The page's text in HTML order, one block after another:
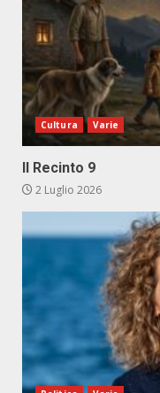
Cultura Varie
Il Recinto 9
2 Luglio 2026